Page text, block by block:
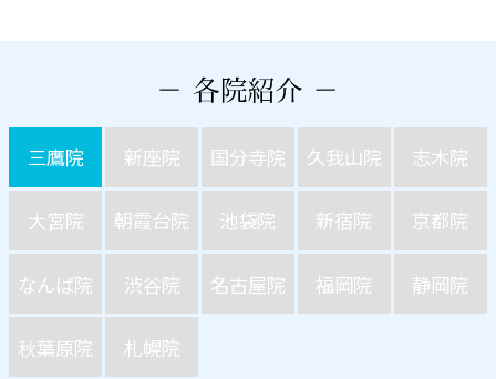
三鷹院 新座院 国分寺院 久我山院 志木院
大宮院 朝霞台院 池袋院 新宿院 京都院
なんば院 渋谷院 名古屋院 福岡院 静岡院
秋葉原院 札幌院